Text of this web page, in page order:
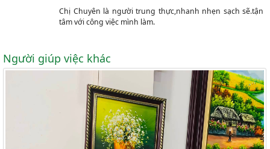
Chị Chuyên là người trung thực,nhanh nhẹn sạch sẽ.tận
tâm với công việc mình làm.
Người giúp việc khác